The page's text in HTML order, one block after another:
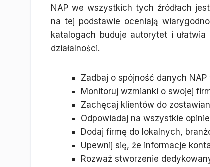
NAP we wszystkich tych źródłach
na tej podstawie oceniają
katalogach buduje autorytet i
działalności.
Zadbaj o spójność danych
Monitoruj wzmianki o swojej
Zachęcaj klientów do
Odpowiadaj na wszystkie
Dodaj firmę do lokalnych,
Upewnij się, że informacje
Rozważ stworzenie